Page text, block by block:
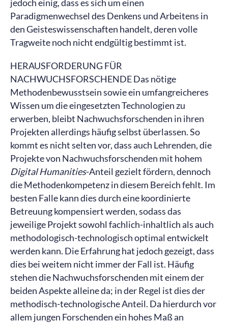
jedoch einig, dass es sich um einen
Paradigmenwechsel des Denkens und Arbeitens in
den Geisteswissenschaften handelt, deren volle
Tragweite noch nicht endgültig bestimmt ist.
HERAUSFORDERUNG FÜR
NACHWUCHSFORSCHENDE Das nötige
Methodenbewusstsein sowie ein umfangreicheres
Wissen um die eingesetzten Technologien zu
erwerben, bleibt Nachwuchsforschenden in ihren
Projekten allerdings häufig selbst überlassen. So
kommt es nicht selten vor, dass auch Lehrenden, die
Projekte von Nachwuchsforschenden mit hohem
Digital Humanities-Anteil gezielt fördern, dennoch
die Methodenkompetenz in diesem Bereich fehlt. Im
besten Falle kann dies durch eine koordinierte
Betreuung kompensiert werden, sodass das
jeweilige Projekt sowohl fachlich-inhaltlich als auch
methodologisch-technologisch optimal entwickelt
werden kann. Die Erfahrung hat jedoch gezeigt, dass
dies bei weitem nicht immer der Fall ist. Häufig
stehen die Nachwuchsforschenden mit einem der
beiden Aspekte alleine da; in der Regel ist dies der
methodisch-technologische Anteil. Da hierdurch vor
allem jungen Forschenden ein hohes Maß an